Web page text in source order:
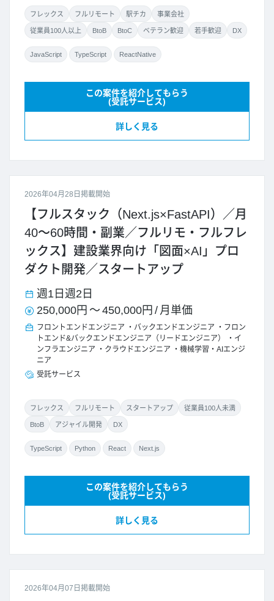
フレックス フルリモート 駅チカ 事業会社
従業員100人以上 BtoB BtoC ベテラン歓迎 若手歓迎 DX
JavaScript TypeScript ReactNative
詳しく見る
この案件を紹介してもらう
(受託サービス)
2026年04月28日掲載開始
【フルスタック（Next.js×FastAPI）／月
40～60時間・副業／フルリモ・フルフレ
ックス】建設業界向け「図面×AI」プロ
ダクト開発／スタートアップ
週1日 週2日
250,000円 ～ 450,000円 / 月単価
フロントエンドエンジニア バックエンドエンジニア
フロン
トエンド&バックエンドエンジニア（リードエンジニア）
イ
ンフラエンジニア
クラウドエンジニア
機械学習・AIエンジ
ニア
受託サービス
フレックス フルリモート スタートアップ 従業員100人未満
BtoB アジャイル開発 DX
TypeScript Python React Next.js
詳しく見る
この案件を紹介してもらう
(受託サービス)
2026年04月07日掲載開始